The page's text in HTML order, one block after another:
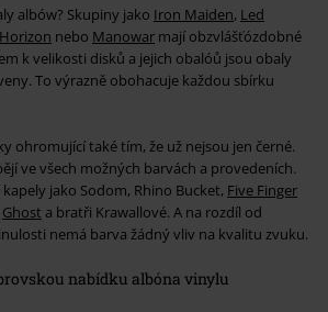
albów? Skupiny jako Iron Maiden, Led
nebo Manowar mají obzvlášťózdobné
k velikosti disků a jejich obalóů jsou obaly
To výrazně obohacuje každou sbírku
ohromující také tím, že už nejsou jen černé.
ve všech možných barvách a provedeních.
jako Sodom, Rhino Bucket, Five Finger
Ghost a bratři Krawallové. A na rozdíl od
nemá barva žádný vliv na kvalitu zvuku.
nabídku albóna vinylu